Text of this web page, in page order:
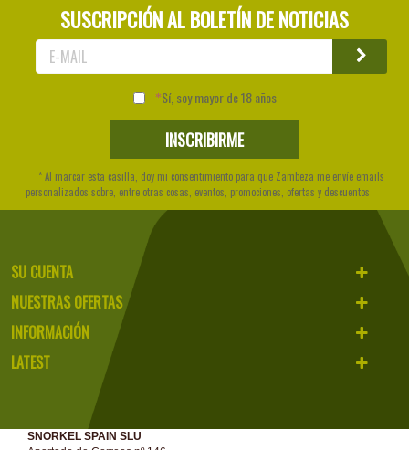
SUSCRIPCIÓN AL BOLETÍN DE NOTICIAS
Sí, soy mayor de 18 años
* Al marcar esta casilla, doy mi consentimiento para que Zambeza me envíe emails
personalizados sobre, entre otras cosas, eventos, promociones, ofertas y descuentos
SU CUENTA
NUESTRAS OFERTAS
INFORMACIÓN
LATEST
SNORKEL SPAIN SLU